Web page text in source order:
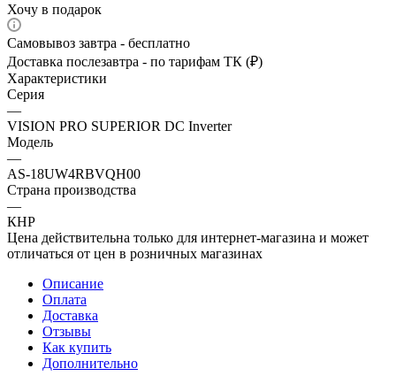
Хочу в подарок
Самовывоз завтра - бесплатно
Доставка послезавтра - по тарифам ТК (₽)
Характеристики
Серия
—
VISION PRO SUPERIOR DC Inverter
Модель
—
AS-18UW4RBVQH00
Страна производства
—
КНР
Цена действительна только для интернет-магазина и может
отличаться от цен в розничных магазинах
Описание
Оплата
Доставка
Отзывы
Как купить
Дополнительно